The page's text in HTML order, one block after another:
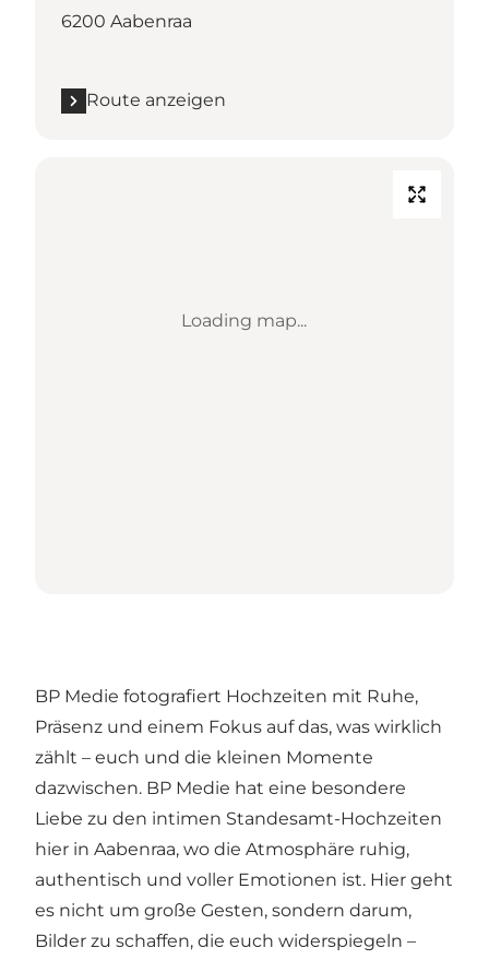
6200 Aabenraa
Route anzeigen
Loading map...
BP Medie fotografiert Hochzeiten mit Ruhe,
Präsenz und einem Fokus auf das, was wirklich
zählt – euch und die kleinen Momente
dazwischen. BP Medie hat eine besondere
Liebe zu den intimen Standesamt-Hochzeiten
hier in Aabenraa, wo die Atmosphäre ruhig,
authentisch und voller Emotionen ist. Hier geht
es nicht um große Gesten, sondern darum,
Bilder zu schaffen, die euch widerspiegeln –